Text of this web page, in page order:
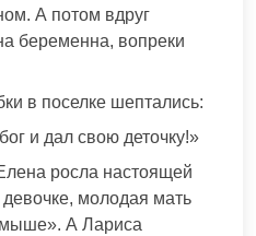
А потом вдруг
беременна, вопреки
в поселке шептались:
и дал свою деточку!»
росла настоящей
молодая мать
А Лариса